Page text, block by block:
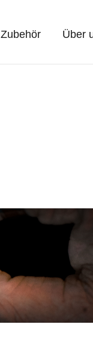
Zubehör Über